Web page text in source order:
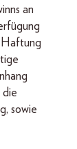
an
die
sowie